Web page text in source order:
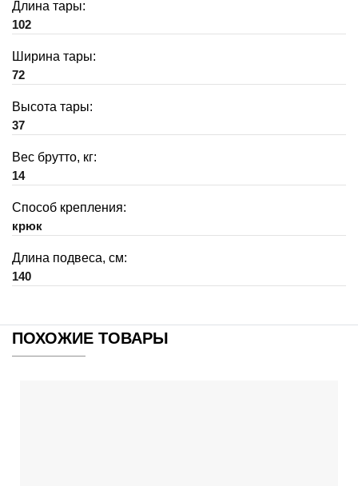
Длина тары:
102
Ширина тары:
72
Высота тары:
37
Вес брутто, кг:
14
Способ крепления:
крюк
Длина подвеса, см:
140
ПОХОЖИЕ ТОВАРЫ